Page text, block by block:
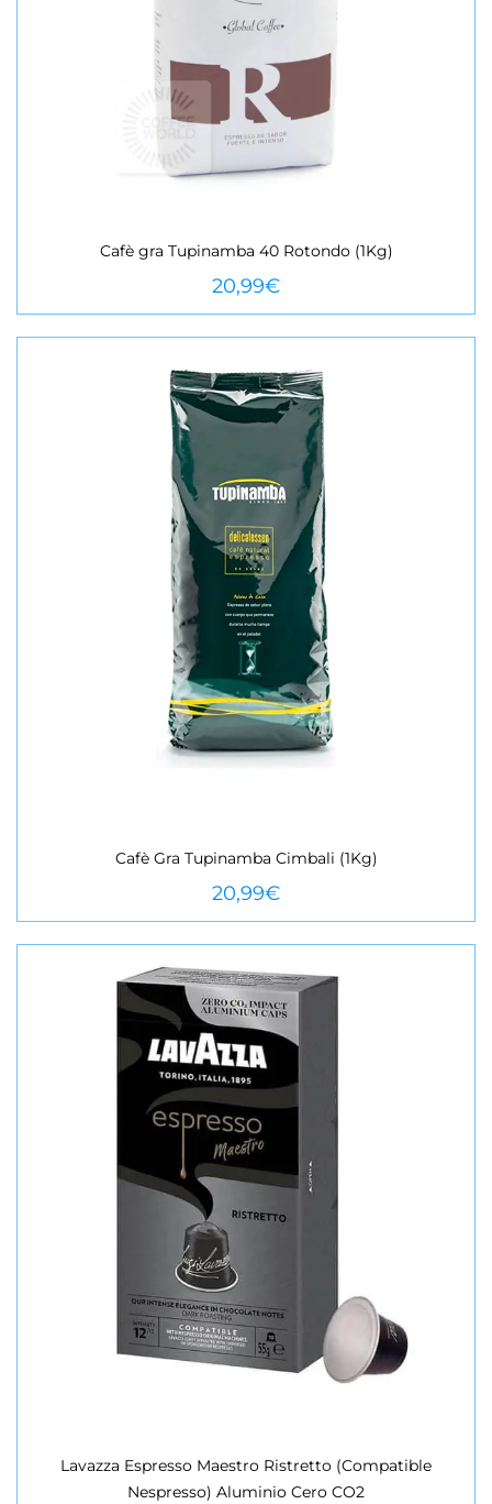
VEURE MÉS
Cafè gra Tupinamba 40 Rotondo (1Kg)
20,99€
VEURE MÉS
Cafè Gra Tupinamba Cimbali (1Kg)
20,99€
VEURE MÉS
Lavazza Espresso Maestro Ristretto (Compatible
Nespresso) Aluminio Cero CO2